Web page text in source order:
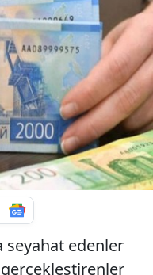
seyahat edenler